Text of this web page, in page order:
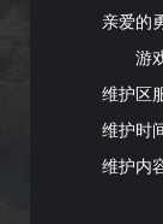
亲爱的
游戏
维护区
维护时
维护内